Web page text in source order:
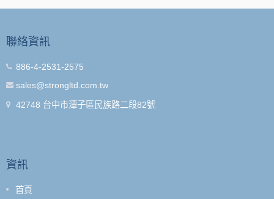
聯絡資訊
886-4-2531-2575
sales@strongltd.com.tw
42748 台中市潭子區民族路二段82號
資訊
首頁